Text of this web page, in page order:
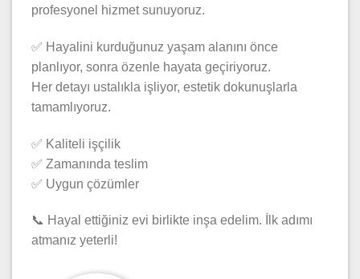
profesyonel hizmet sunuyoruz.
✅ Hayalini kurduğunuz yaşam alanını önce
planlıyor, sonra özenle hayata geçiriyoruz.
Her detayı ustalıkla işliyor, estetik dokunuşlarla
tamamlıyoruz.
✅ Kaliteli işçilik
✅ Zamanında teslim
✅ Uygun çözümler
📞 Hayal ettiğiniz evi birlikte inşa edelim. İlk adımı
atmanız yeterli!